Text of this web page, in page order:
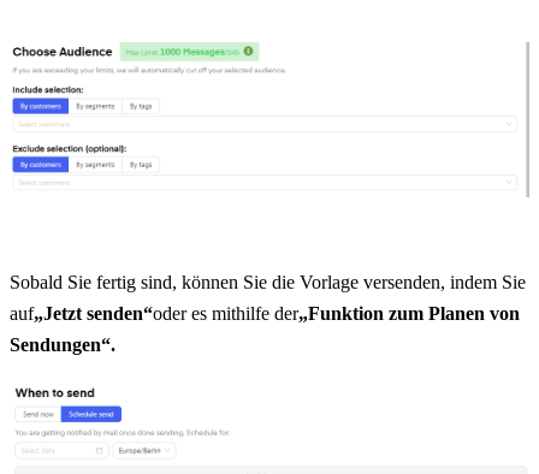
Sobald Sie fertig sind, können Sie die Vorlage versenden, indem Sie
auf„Jetzt senden“oder es mithilfe der„Funktion zum Planen von
Sendungen“.